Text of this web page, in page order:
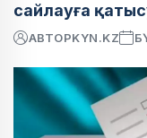
сайлауға
АВТОРKYN.KZ